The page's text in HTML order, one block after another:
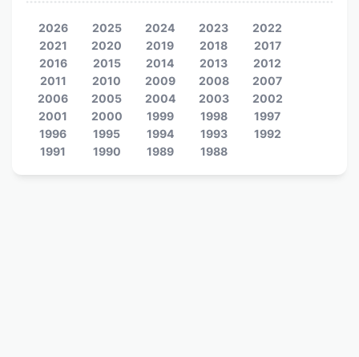
2026 2025 2024 2023
2022
2021
2020 2019 2018
2017
2016
2015 2014 2013
2012
2011
2010 2009 2008
2007
2006
2005 2004 2003
2002
2001
2000 1999 1998
1997
1996
1995 1994 1993
1992
1991
1990 1989 1988